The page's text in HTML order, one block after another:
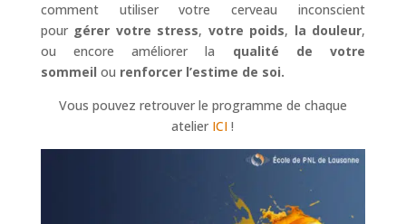
comment utiliser votre cerveau inconscient
pour gérer votre stress, votre poids, la douleur,
ou encore améliorer la qualité de votre
sommeil ou renforcer l’estime de soi.
Vous pouvez retrouver le programme de chaque
atelier ICI !